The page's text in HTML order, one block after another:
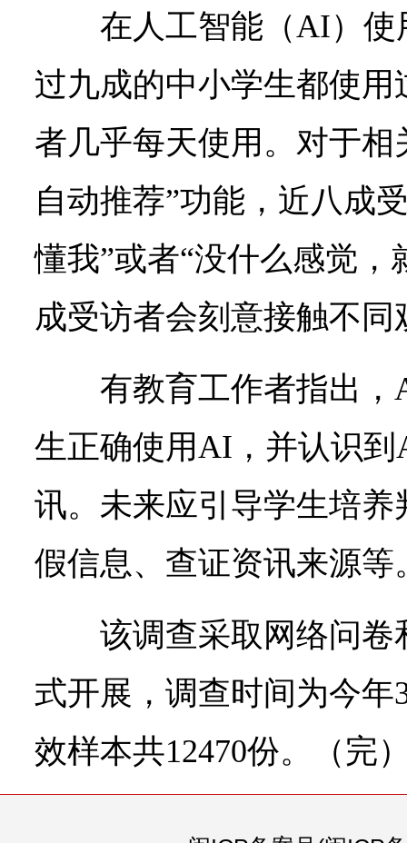
在人工智能（AI）
过九成的中小学生都使
者几乎每天使用。对于相
自动推荐”功能，近八成
懂我”或者“没什么感觉，
成受访者会刻意接触不同
有教育工作者指出
生正确使用AI，并认识
讯。未来应引导学生培
假信息、查证资讯来源等
该调查采取网络问
式开展，调查时间为今年
效样本共12470份。（完